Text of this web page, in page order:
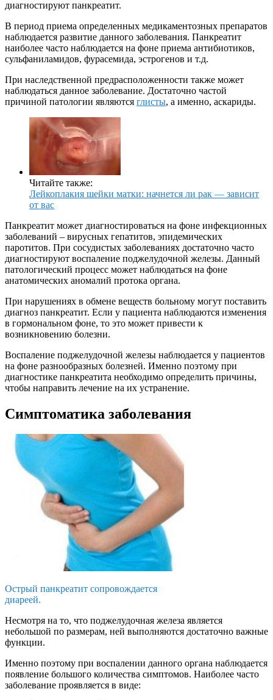
диагностируют панкреатит.
В период приема определенных медикаментозных препаратов
наблюдается развитие данного заболевания. Панкреатит
наиболее часто наблюдается на фоне приема антибиотиков,
сульфаниламидов, фурасемида, эстрогенов и т.д.
При наследственной предрасположенности также может
наблюдаться данное заболевание. Достаточно частой
причиной патологии являются глисты, а именно, аскариды.
Читайте также:
Лейкоплакия шейки матки: начнется ли рак — зависит
от вас
Панкреатит может диагностироваться на фоне инфекционных
заболеваний – вирусных гепатитов, эпидемических
паротитов. При сосудистых заболеваниях достаточно часто
диагностируют воспаление поджелудочной железы. Данный
патологический процесс может наблюдаться на фоне
анатомических аномалий протока органа.
При нарушениях в обмене веществ больному могут поставить
диагноз панкреатит. Если у пациента наблюдаются изменения
в гормональном фоне, то это может привести к
возникновению болезни.
Воспаление поджелудочной железы наблюдается у пациентов
на фоне разнообразных болезней. Именно поэтому при
диагностике панкреатита необходимо определить причины,
чтобы направить лечение на их устранение.
Симптоматика заболевания
Острый панкреатит сопровождается
диареей.
Несмотря на то, что поджелудочная железа является
небольшой по размерам, ней выполняются достаточно важные
функции.
Именно поэтому при воспалении данного органа наблюдается
появление большого количества симптомов. Наиболее часто
заболевание проявляется в виде: